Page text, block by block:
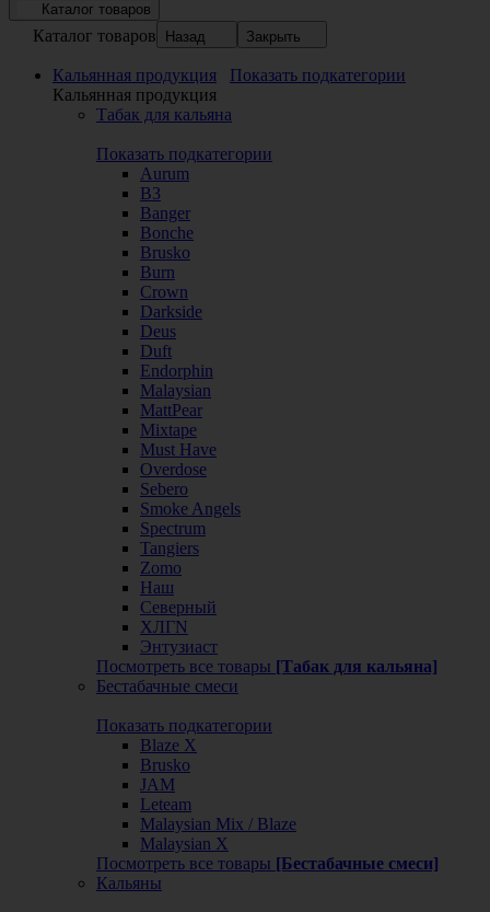
Каталог товаров
Каталог товаров Назад Закрыть
Кальянная продукция
Показать подкатегории
Кальянная продукция
Табак для кальяна
Показать подкатегории
Aurum
B3
Banger
Bonche
Brusko
Burn
Crown
Darkside
Deus
Duft
Endorphin
Malaysian
MattPear
Mixtape
Must Have
Overdose
Sebero
Smoke Angels
Spectrum
Tangiers
Zomo
Наш
Северный
ХЛГN
Энтузиаст
Посмотреть все товары [Табак для кальяна]
Бестабачные смеси
Показать подкатегории
Blaze X
Brusko
JAM
Leteam
Malaysian Mix / Blaze
Malaysian X
Посмотреть все товары [Бестабачные смеси]
Кальяны